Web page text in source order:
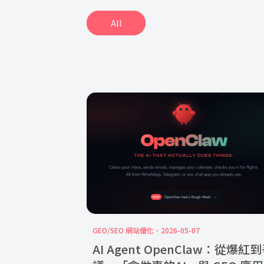
All
GEO/SEO 網站優化 2026-05-07
AI Agent OpenClaw：從爆紅